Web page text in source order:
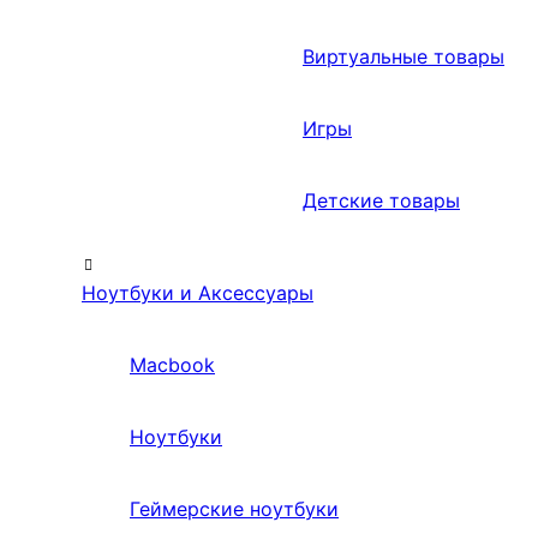
Виртуальные товары
Игры
Детские товары
Ноутбуки и Аксессуары
Macbook
Ноутбуки
Геймерские ноутбуки